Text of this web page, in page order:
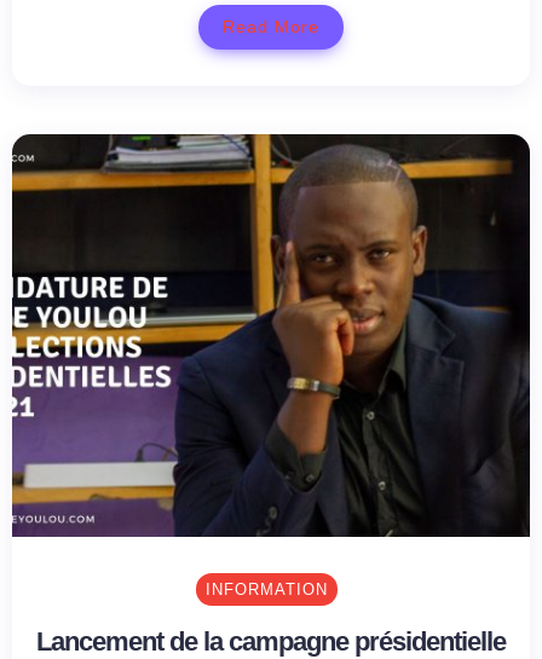
Read More
INFORMATION
Lancement de la campagne présidentielle